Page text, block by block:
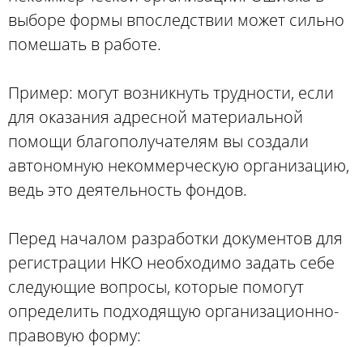
выборе формы впоследствии может сильно
помешать в работе.
Пример: могут возникнуть трудности, если
для оказания адресной материальной
помощи благополучателям вы создали
автономную некоммерческую организацию,
ведь это деятельность фондов.
Перед началом разработки документов для
регистрации НКО необходимо задать себе
следующие вопросы, которые помогут
определить подходящую организационно-
правовую форму: